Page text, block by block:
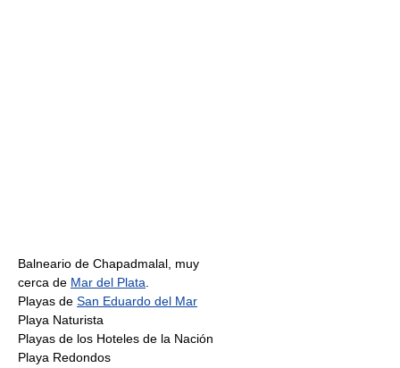
Balneario de Chapadmalal, muy
cerca de Mar del Plata
Playas de San Eduardo del Mar
Playa Naturista
Playas de los Hoteles de la Nación
Playa Redondos